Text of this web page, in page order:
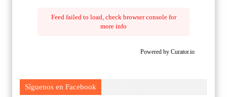
Feed failed to load, check browser console for
more info
Powered by Curator.io
Síguenos en Facebook